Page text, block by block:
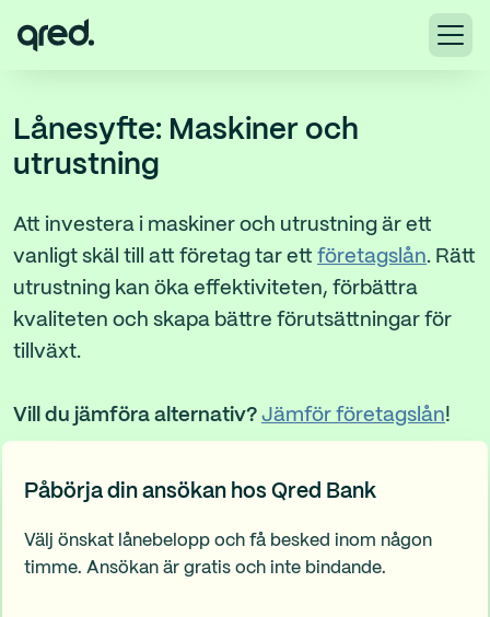
Lånesyfte: Maskiner och
utrustning
Att investera i maskiner och utrustning är ett
vanligt skäl till att företag tar ett företagslån. Rätt
utrustning kan öka effektiviteten, förbättra
kvaliteten och skapa bättre förutsättningar för
tillväxt.
Vill du jämföra alternativ? Jämför företagslån!
Påbörja din ansökan hos Qred Bank
Välj önskat lånebelopp och få besked inom någon
timme. Ansökan är gratis och inte bindande.